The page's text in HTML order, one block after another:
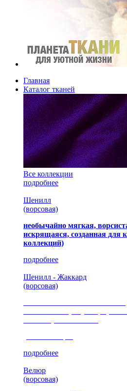
Главная
Каталог тканей
Все коллекции
подробнее
Шенилл
(ворсовая)
необычайно мягкая,
искрящаяся, созданная для
коллекций)
подробнее
Шенилл - Жаккард
(ворсовая)
подробнее
Велюр
(ворсовая)